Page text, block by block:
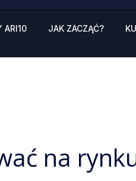
ARI10 JAK ZACZĄĆ?
na